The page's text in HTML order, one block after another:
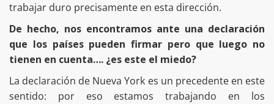
trabajar duro precisamente en esta dirección.
De hecho, nos encontramos ante una declaración
que los países pueden firmar pero que luego no
tienen en cuenta…. ¿es este el miedo?
La declaración de Nueva York es un precedente en este
sentido: por eso estamos trabajando en los